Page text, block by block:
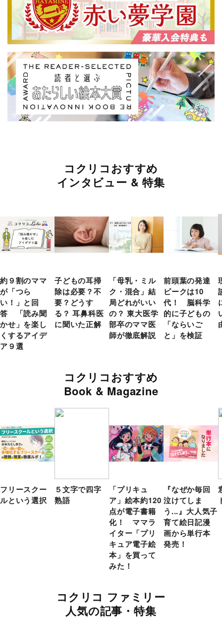
コクリコおすすめ
インタビュー & 特集
約９割のママ
が「つら
い！」と回
答 「読み聞
かせ」を楽し
くするアイデ
ア９選
子どもの耳掃
除は必要？不
要？どうす
る？ 耳鼻科医
に聞いた正解
「母乳・ミル
ク・混合」結
局どれがいい
の？ 東大医学
部卒のママ医
師が徹底解説
前頭葉の発達
ピークは10
代！ 脳科学
的に子どもの
「ならいご
と」を検証
コクリコおすすめ
Book & Magazine
フリースクー
ルという選択
５文字で四字
熟語
「プリキュ
ア」絵本約120
点が電子書籍
化！ ママラ
イター「プリ
キュア電子絵
本」を買って
みた！
『なぜか毎回
泣けてしま
う...』大人気子
育て絵日記漫
画から単行本
発売！
コクリコ ファミリー
人気の記事・特集